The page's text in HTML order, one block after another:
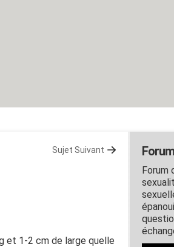
Sujet Suivant
et 1-2 cm de large quelle
Forum